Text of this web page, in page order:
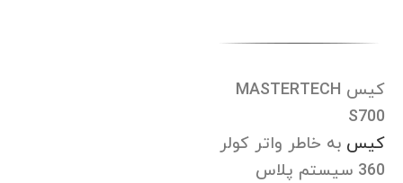
کیس MASTERTECH
S700
کیس به خاطر واتر کولر
360 سیستم پلاس